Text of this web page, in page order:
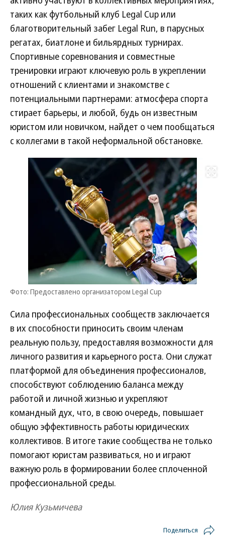
таких как футбольный клуб Legal Cup или
благотворительный забег Legal Run, в парусных
регатах, биатлоне и бильярдных турнирах.
Спортивные соревнования и совместные
тренировки играют ключевую роль в укреплении
отношений с клиентами и знакомстве с
потенциальными партнерами: атмосфера спорта
стирает барьеры, и любой, будь он известным
юристом или новичком, найдет о чем пообщаться
с коллегами в такой неформальной обстановке.
Фото: Предоставлено организатором Legal Cup
Сила профессиональных сообществ заключается
в их способности приносить своим членам
реальную пользу, предоставляя возможности для
личного развития и карьерного роста. Они служат
платформой для объединения профессионалов,
способствуют соблюдению баланса между
работой и личной жизнью и укрепляют
командный дух, что, в свою очередь, повышает
общую эффективность работы юридических
коллективов. В итоге такие сообщества не только
помогают юристам развиваться, но и играют
важную роль в формировании более сплоченной
профессиональной среды.
Юлия Кузьмичева
Поделиться